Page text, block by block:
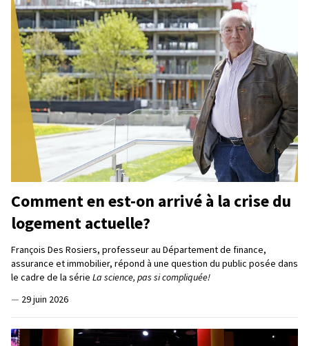
Comment en est-on arrivé à la crise du
logement actuelle?
François Des Rosiers, professeur au Département de finance,
assurance et immobilier, répond à une question du public posée dans
le cadre de la série La science, pas si compliquée!
— 29 juin 2026